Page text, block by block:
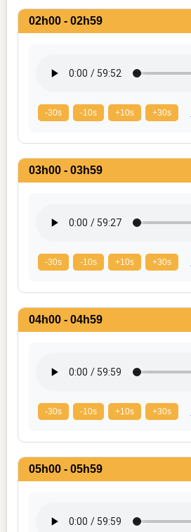
02h00 - 02h59
-30s -10s +10s +30s
03h00 - 03h59
-30s -10s +10s +30s
04h00 - 04h59
-30s -10s +10s +30s
05h00 - 05h59